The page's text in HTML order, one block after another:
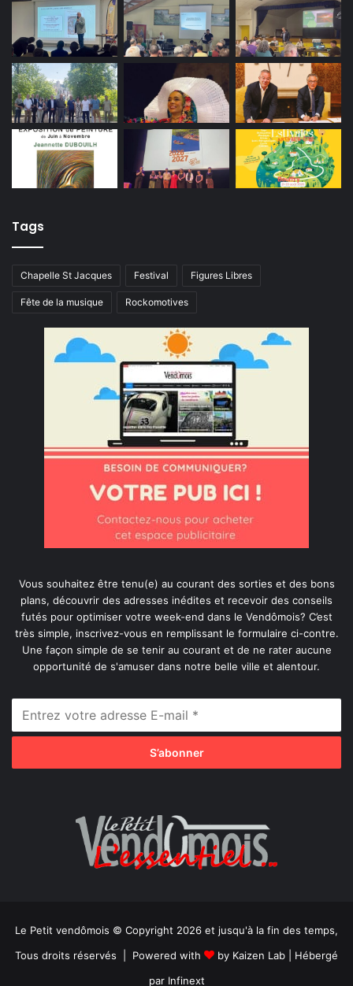
Tags
Chapelle St Jacques Festival Figures Libres
Fête de la musique Rockomotives
Vous souhaitez être tenu(e) au courant des sorties et des bons
plans, découvrir des adresses inédites et recevoir des conseils
futés pour optimiser votre week-end dans le Vendômois? C’est
très simple, inscrivez-vous en remplissant le formulaire ci-contre.
Une façon simple de se tenir au courant et de ne rater aucune
opportunité de s'amuser dans notre belle ville et alentour.
Le Petit vendômois © Copyright 2026 et jusqu'à la fin des temps,
Tous droits réservés | Powered with
by Kaizen Lab | Hébergé
par Infinext